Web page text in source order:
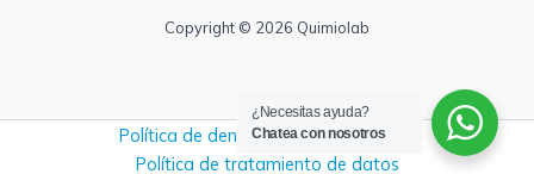
Copyright © 2026 Quimiolab
Política de denuncias y no retaliación
Política de tratamiento de datos
¿Necesitas ayuda?
Chatea con nosotros